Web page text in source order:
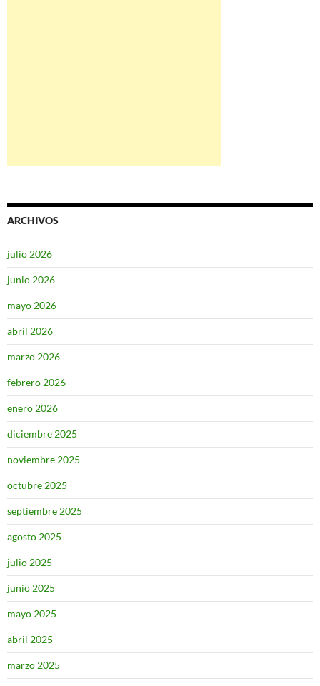
ARCHIVOS
julio 2026
junio 2026
mayo 2026
abril 2026
marzo 2026
febrero 2026
enero 2026
diciembre 2025
noviembre 2025
octubre 2025
septiembre 2025
agosto 2025
julio 2025
junio 2025
mayo 2025
abril 2025
marzo 2025